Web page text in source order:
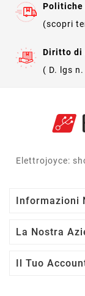
Politiche
(scopri
Diritto di
( D. lgs
Elettrojoyce:
Informazioni
La Nostra
Il Tuo